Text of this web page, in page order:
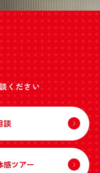
ください
談
感ツアー